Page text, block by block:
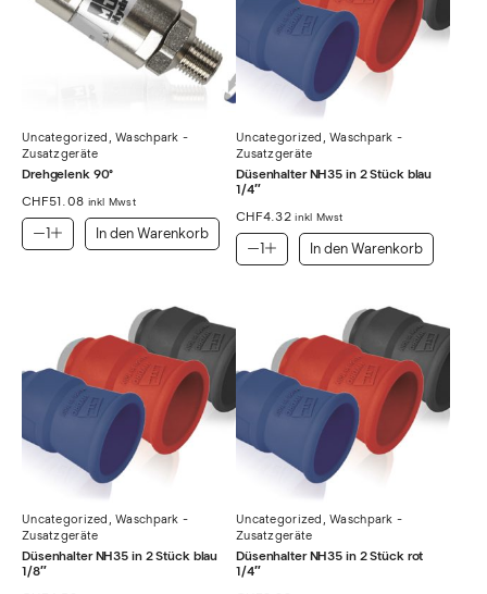
Uncategorized ,Waschpark -
Zusatzgeräte
Drehgelenk 90°
CHF51.08 inkl Mwst
In den Warenkorb
Uncategorized ,Waschpark -
Zusatzgeräte
Düsenhalter NH35 in 2 Stück blau
1/4″
CHF4.32 inkl Mwst
In den Warenkorb
Uncategorized ,Waschpark -
Zusatzgeräte
Düsenhalter NH35 in 2 Stück blau
1/8″
Uncategorized ,Waschpark -
Zusatzgeräte
Düsenhalter NH35 in 2 Stück rot
1/4″